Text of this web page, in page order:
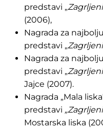
predstavi „
(2006),
Nagrada za
predstavi „
Nagrada za
predstavi „
Jajce (2007).
Nagrada „Mala
predstavi
Mostarska liska